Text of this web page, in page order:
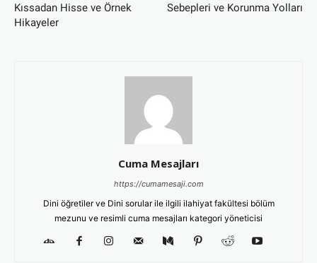
Kıssadan Hisse ve Örnek
Hikayeler
Sebepleri ve Korunma Yolları
Cuma Mesajları
https://cumamesaji.com
Dini öğretiler ve Dini sorular ile ilgili ilahiyat fakültesi bölüm
mezunu ve resimli cuma mesajları kategori yöneticisi